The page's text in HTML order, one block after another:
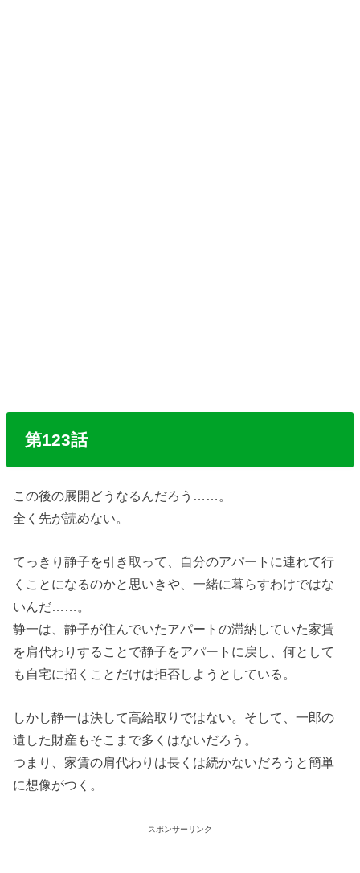
第123話
この後の展開どうなるんだろう……。
全く先が読めない。
てっきり静子を引き取って、自分のアパートに連れて行
くことになるのかと思いきや、一緒に暮らすわけではな
いんだ……。
静一は、静子が住んでいたアパートの滞納していた家賃
を肩代わりすることで静子をアパートに戻し、何として
も自宅に招くことだけは拒否しようとしている。
しかし静一は決して高給取りではない。そして、一郎の
遺した財産もそこまで多くはないだろう。
つまり、家賃の肩代わりは長くは続かないだろうと簡単
に想像がつく。
スポンサーリンク